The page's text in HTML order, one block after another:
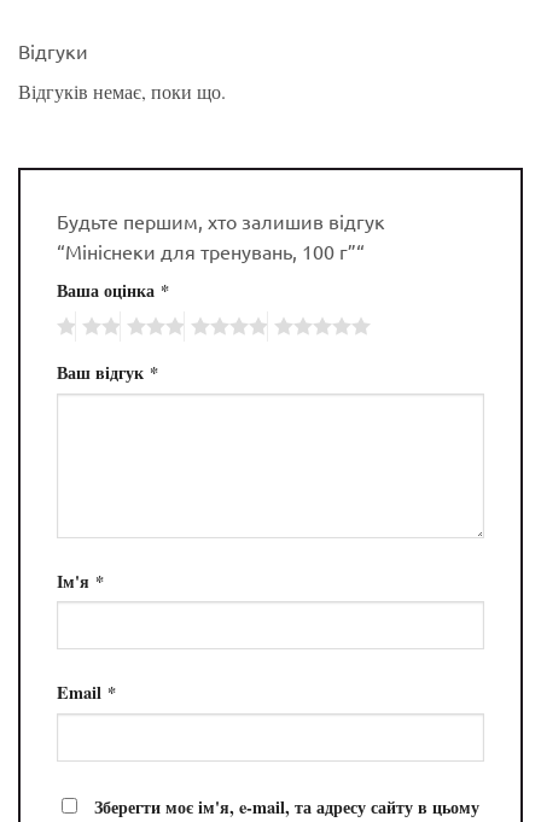
Відгуки
Відгуків немає, поки що.
Будьте першим, хто залишив відгук
“Мініснеки для тренувань, 100 г”“
Ваша оцінка *
Ваш відгук *
Ім'я *
Email *
Зберегти моє ім'я, e-mail, та адресу сайту в цьому